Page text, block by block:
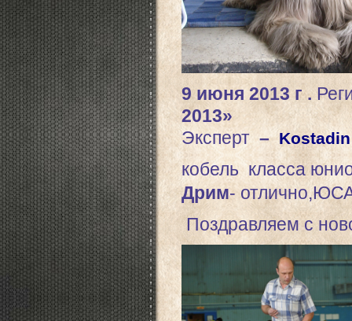
9 июня 2013 г .
2013»
Эксперт–
кобель класса
Дрим-
Поздравляем с